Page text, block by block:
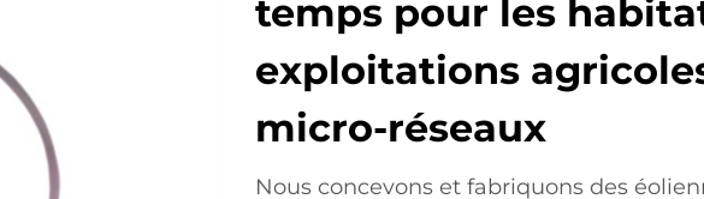
temps pour les
exploitations
micro-réseaux
Nous concevons et fabriquons des